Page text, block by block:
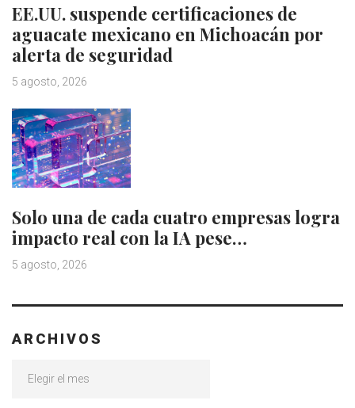
EE.UU. suspende certificaciones de
aguacate mexicano en Michoacán por
alerta de seguridad
5 agosto, 2026
Solo una de cada cuatro empresas logra
impacto real con la IA pese…
5 agosto, 2026
ARCHIVOS